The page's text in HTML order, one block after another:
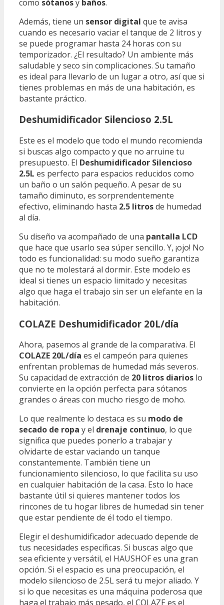
como sótanosy baños.
Además, tiene un sensor digital que te avisa
cuando es necesario vaciar el tanque de 2 litros y
se puede programar hasta 24 horas con su
temporizador. ¿El resultado? Un ambiente más
saludable y seco sin complicaciones. Su tamaño
es ideal para llevarlo de un lugar a otro, así que si
tienes problemas en más de una habitación, es
bastante práctico.
Deshumidificador Silencioso 2.5L
Este es el modelo que todo el mundo recomienda
si buscas algo compacto y que no arruine tu
presupuesto. El Deshumidificador Silencioso
2.5L es perfecto para espacios reducidos como
un baño o un salón pequeño. A pesar de su
tamaño diminuto, es sorprendentemente
efectivo, eliminando hasta 2.5 litrosde humedad
al día.
Su diseño va acompañado de una pantalla LCD
que hace que usarlo sea súper sencillo. Y, ¡ojo! No
todo es funcionalidad: su modo sueño garantiza
que no te molestará al dormir. Este modelo es
ideal si tienes un espacio limitado y necesitas
algo que haga el trabajo sin ser un elefante en la
habitación.
COLAZE Deshumidificador 20L/día
Ahora, pasemos al grande de la comparativa. El
COLAZE 20L/día es el campeón para quienes
enfrentan problemas de humedad más severos.
Su capacidad de extracción de 20 litros diarios lo
convierte en la opción perfecta para sótanos
grandes o áreas con mucho riesgo de moho.
Lo que realmente lo destaca es su modo de
secado de ropa y el drenaje continuo, lo que
significa que puedes ponerlo a trabajar y
olvidarte de estar vaciando un tanque
constantemente. También tiene un
funcionamiento silencioso, lo que facilita su uso
en cualquier habitación de la casa. Esto lo hace
bastante útil si quieres mantener todos los
rincones de tu hogar libres de humedad sin tener
que estar pendiente de él todo el tiempo.
Elegir el deshumidificador adecuado depende de
tus necesidades específicas. Si buscas algo que
sea eficiente y versátil, el HAUSHOF es una gran
opción. Si el espacio es una preocupación, el
modelo silencioso de 2.5L será tu mejor aliado. Y
si lo que necesitas es una máquina poderosa que
haga el trabajo más pesado, el COLAZE es el